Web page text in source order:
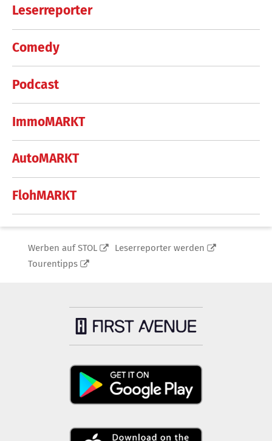
Leserreporter
Comedy
Podcast
ImmoMARKT
AutoMARKT
FlohMARKT
Werben auf STOL
Leserreporter werden
Tourentipps